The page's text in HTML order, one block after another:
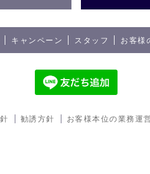
キャンペーン スタッフ お客様
勧誘方針 お客様本位の業務運